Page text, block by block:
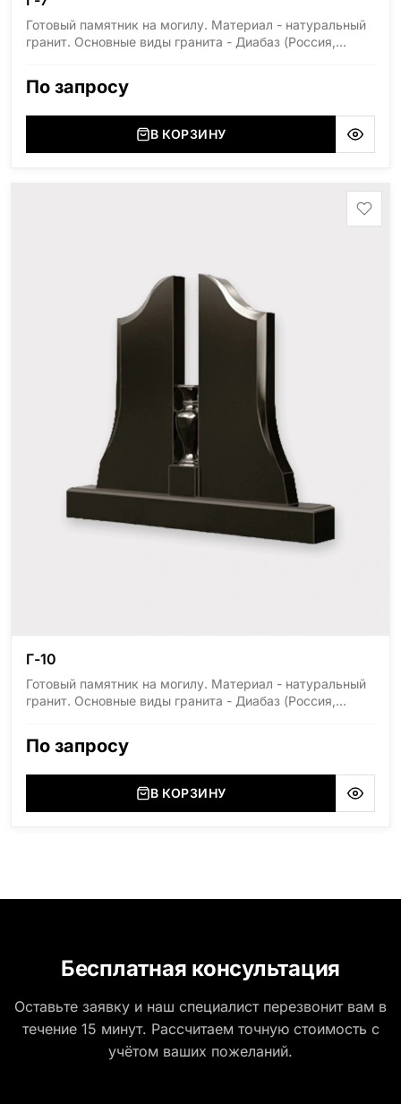
Готовый памятник на могилу. Материал - натуральный
гранит. Основные виды гранита - Диабаз (Россия,
(Украина, Житомерская область), Лабродарит
(Украина, Житомерская область), Сюксюансаари
(Россия, Карелия), Амфиболит (Россия, Мурманская
минимальные стандартные размеры: Размер стелы:
По запросу
В КОРЗИНУ
Г-10
Готовый памятник на могилу. Материал - натуральный
гранит. Основные виды гранита - Диабаз (Россия,
(Украина, Житомерская область), Лабродарит
(Украина, Житомерская область), Сюксюансаари
(Россия, Карелия), Амфиболит (Россия, Мурманская
По запросу
В КОРЗИНУ
Бесплатная консультация
Оставьте заявку и наш специалист перезвонит вам в
течение 15 минут. Рассчитаем точную стоимость с
учётом ваших пожеланий.